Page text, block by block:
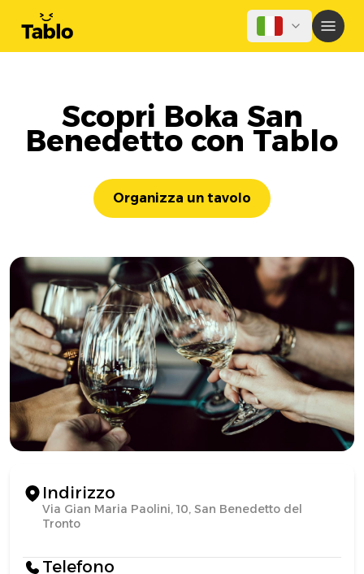
Scopri Boka San
Benedetto con Tablo
Organizza un tavolo
Indirizzo
Via Gian Maria Paolini, 10, San Benedetto del
Tronto
Telefono